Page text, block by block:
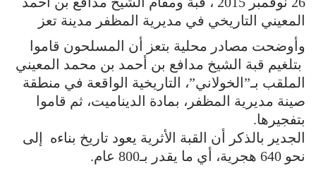
المعيني التاريخي في مديرية المظفر مدينة تعز
وأوضحت مصادر محلية بتعز أن المسلحون قاموا
بتلغيم قبة الشيخ مدافع بن أحمد بن محمد المعيني
الملقب بـ”الخولاني”، التاريخية الواقعة في منطقة
صينة مديرية المظفر، بمادة الديناميت، ثم قاموا
بتفجيرها.
الجدير بالذكر أن القبة الأثرية يعود تاريخ بناءه إلى
نحو 640 هجرية، أي ما يقدر بـ800 عام.